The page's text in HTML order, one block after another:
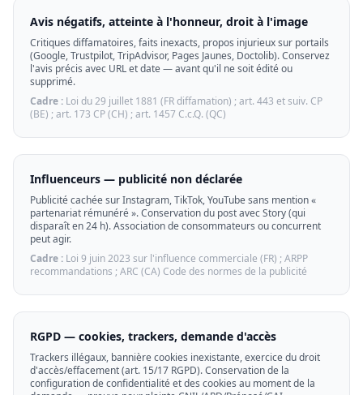
Avis négatifs, atteinte à l'honneur, droit à l'image
Critiques diffamatoires, faits inexacts, propos injurieux sur portails
(Google, Trustpilot, TripAdvisor, Pages Jaunes, Doctolib). Conservez
l'avis précis avec URL et date — avant qu'il ne soit édité ou
supprimé.
Cadre : Loi du 29 juillet 1881 (FR diffamation) ; art. 443 et suiv. CP
(BE) ; art. 173 CP (CH) ; art. 1457 C.c.Q. (QC)
Influenceurs — publicité non déclarée
Publicité cachée sur Instagram, TikTok, YouTube sans mention «
partenariat rémunéré ». Conservation du post avec Story (qui
disparaît en 24 h). Association de consommateurs ou concurrent
peut agir.
Cadre : Loi 9 juin 2023 sur l'influence commerciale (FR) ; ARPP
recommandations ; ARC (CA) Code des normes de la publicité
RGPD — cookies, trackers, demande d'accès
Trackers illégaux, bannière cookies inexistante, exercice du droit
d'accès/effacement (art. 15/17 RGPD). Conservation de la
configuration de confidentialité et des cookies au moment de la